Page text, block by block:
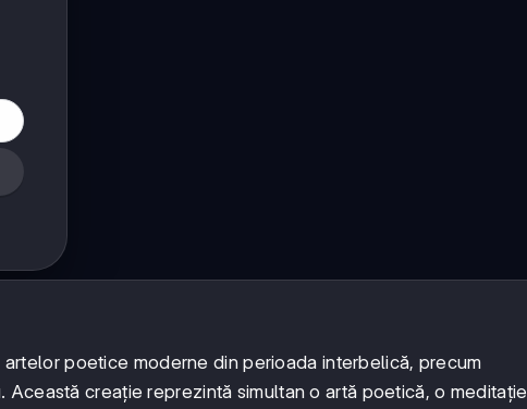
poetice moderne din perioada interbelică, precum
creație reprezintă simultan o artă poetică, o meditație